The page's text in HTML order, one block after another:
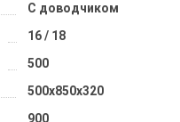
С доводчиком
16 / 18
500
500x850x320
900